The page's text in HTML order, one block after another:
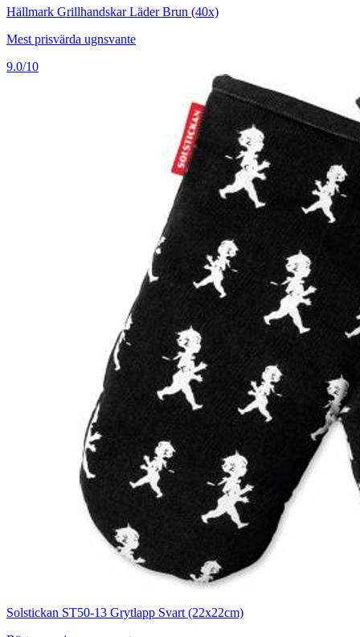
Hällmark Grillhandskar Läder Brun (40x)
Mest prisvärda ugnsvante
9.0/10
Solstickan ST50-13 Grytlapp Svart (22x22cm)